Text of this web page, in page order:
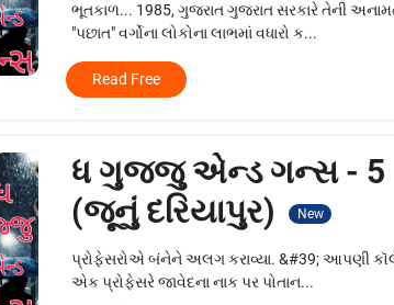
ભૂતકાળ... 1985, ગુજરાત ગુજરાત સરકારે તેની
"પછાત" વર્ગોના લોકોના લાભમાં વધારો ક...
Read Free
ધ ગુજ્જુ એન્ડ ગન્સ - 5
(જૂનું દરિયાપુર)
New
પ્રોફેસરોએ બંનેને અલગ કરાવ્યા. &#39; આપણી
એક પ્રોફેસરે જાવેદના નાક પર પોતાન...